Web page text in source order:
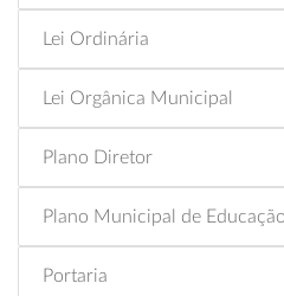
Lei Ordinária
Lei Orgânica Municipal
Plano Diretor
Plano Municipal de
Portaria